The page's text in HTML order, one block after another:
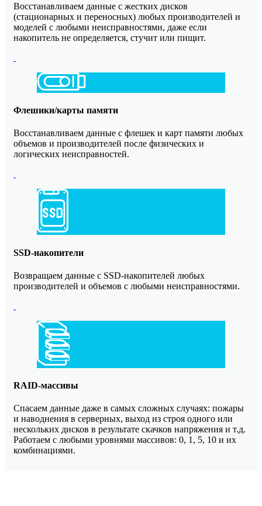
Восстанавливаем данные с жестких дисков
(стационарных и переносных) любых производителей и
моделей с любыми неисправностями, даже если
накопитель не определяется, стучит или пищит.
Флешики/карты памяти
Восстанавливаем данные с флешек и карт памяти любых
объемов и производителей после физических и
логических неисправностей.
SSD-накопители
Возвращаем данные с SSD-накопителей любых
производителей и объемов с любыми неисправностями.
RAID-массивы
Спасаем данные даже в самых сложных случаях: пожары
и наводнения в серверных, выход из строя одного или
нескольких дисков в результате скачков напряжения и т.д.
Работаем с любыми уровнями массивов: 0, 1, 5, 10 и их
комбинациями.